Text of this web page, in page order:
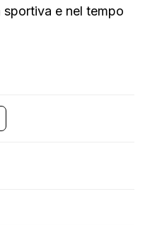
sportiva e nel tempo